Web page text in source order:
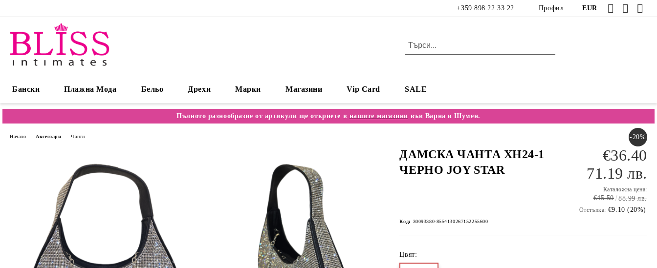
Профил
+359 898 22 33 22 EUR
Бански Плажна Мода Бельо Дрехи Марки Магазини Vip Card SALE
Пълното разнообразие от артикули ще откриете в нашите магазини във Варна и Шумен.
Начало Аксесоари Чанти
ДАМСКА ЧАНТА XH24-1
ЧЕРНО JOY STAR
-20%
€36.40
71.19 лв.
Каталожна цена:
€45.50 88.99 лв.
Отстъпка: €9.10 (20%)
Код: 30093380-8554130267152255600
Цвят: